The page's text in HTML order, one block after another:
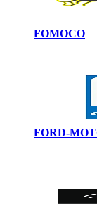
FOMOCO
FORD-